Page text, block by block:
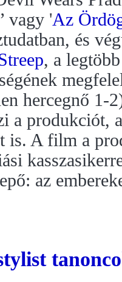
vagy 'Az
és
, a
hercegnő 1-
a produkciót,
is. A film a
az